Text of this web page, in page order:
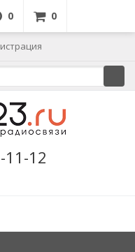
0 0
11-12